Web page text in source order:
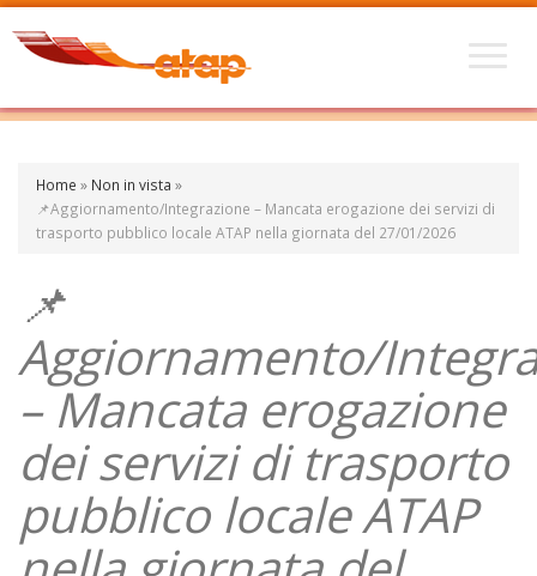
Home » Non in vista »
📌Aggiornamento/Integrazione – Mancata erogazione dei servizi di
trasporto pubblico locale ATAP nella giornata del 27/01/2026
📌
Aggiornamento/
– Mancata erogazione
dei servizi di trasporto
pubblico locale ATAP